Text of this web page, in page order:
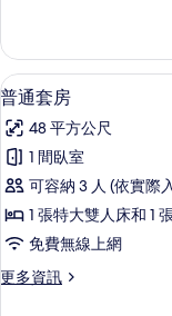
相
片
客
房
的
詳
情
顯
示
普
通
套
房
的
所
5
普通套房
48 平方公尺
1 間臥室
可容納 3 人 (依實際
1 張特大雙人床和 1
免費無線上網
更多資訊
更